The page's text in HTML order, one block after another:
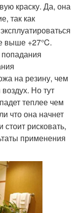
краску. Да, она
так как
выше +27°C.
на резину, чем
Но тут
теплее чем
что она начнет
рисковать,
применения